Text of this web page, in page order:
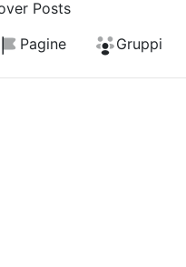
Posts
Pagine Gruppi